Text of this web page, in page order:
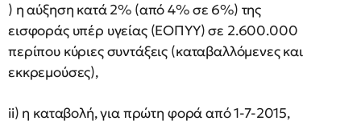
) η αύξηση κατά 2% (από 4% σε 6%) της
εισφοράς υπέρ υγείας (ΕΟΠΥΥ) σε 2.600.000
περίπου κύριες συντάξεις (καταβαλλόμενες και
εκκρεμούσες),
ii) η καταβολή, για πρώτη φορά από 1-7-2015,